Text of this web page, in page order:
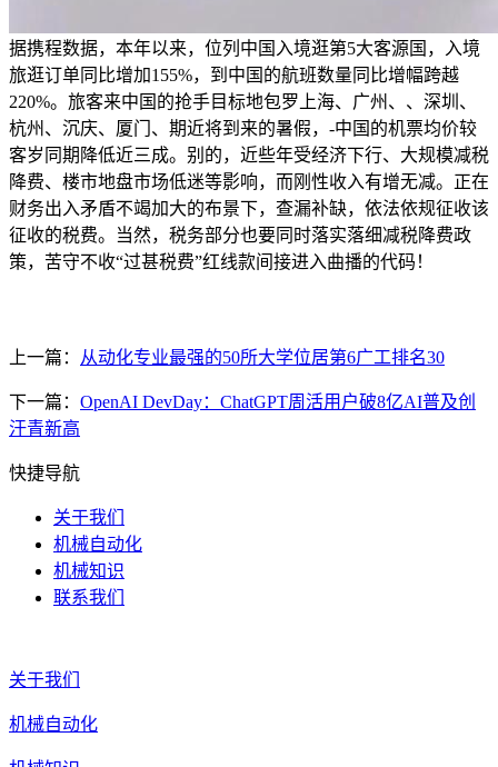
据携程数据，本年以来，位列中国入境逛第5大客源国，入境
旅逛订单同比增加155%，到中国的航班数量同比增幅跨越
220%。旅客来中国的抢手目标地包罗上海、广州、、深圳、
杭州、沉庆、厦门、期近将到来的暑假，-中国的机票均价较
客岁同期降低近三成。别的，近些年受经济下行、大规模减税
降费、楼市地盘市场低迷等影响，而刚性收入有增无减。正在
财务出入矛盾不竭加大的布景下，查漏补缺，依法依规征收该
征收的税费。当然，税务部分也要同时落实落细减税降费政
策，苦守不收“过甚税费”红线款间接进入曲播的代码！
上一篇： 从动化专业最强的50所大学位居第6广工排名30
下一篇： OpenAI DevDay：ChatGPT周活用户破8亿AI普及创
汗青新高
快捷导航
关于我们
机械自动化
机械知识
联系我们
关于我们
机械自动化